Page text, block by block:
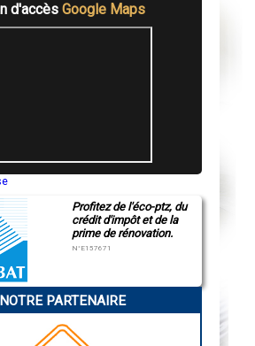
d'accès Google Maps
Profitez de l'éco-ptz, du
crédit d'impôt et de la
prime de rénovation.
N°E157671
NOTRE PARTENAIRE